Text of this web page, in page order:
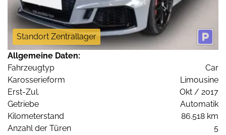
Standort Zentrallager
Allgemeine Daten:
Fahrzeugtyp
Car
Karosserieform
Limousine
Erst-Zul.
Okt / 2017
Getriebe
Automatik
Kilometerstand
86.518 km
Anzahl der Türen
5